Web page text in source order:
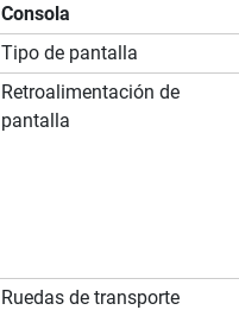
Consola
Tipo de pantalla
Retroalimentación de
pantalla
Ruedas de transporte